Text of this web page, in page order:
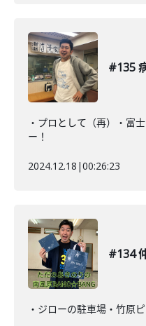
#135
・プロとして（再）・富
ー！
2024.12.18 |00:26:23
#134
・ジローの駐車場・竹原